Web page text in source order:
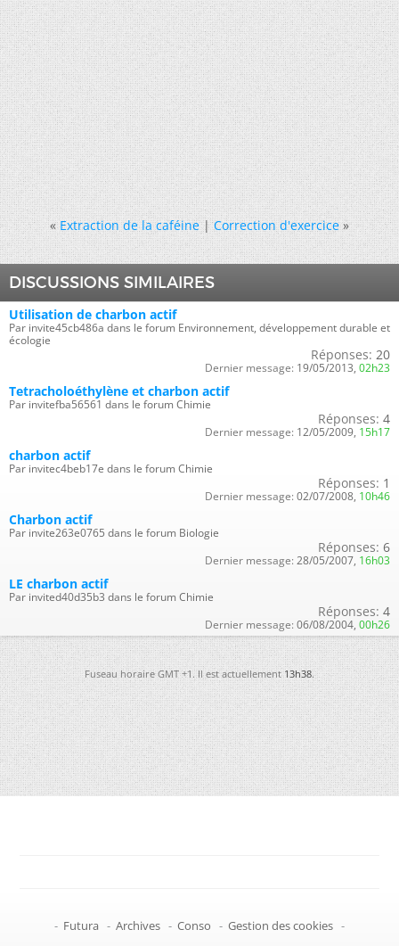
« Extraction de la caféine|Correction d'exercice »
DISCUSSIONS SIMILAIRES
Utilisation de charbon actif
Par invite45cb486a dans le forum Environnement, développement durable et
écologie
Réponses: 20
Dernier message: 19/05/2013, 02h23
Tetracholoéthylène et charbon actif
Par invitefba56561 dans le forum Chimie
Réponses: 4
Dernier message: 12/05/2009, 15h17
charbon actif
Par invitec4beb17e dans le forum Chimie
Réponses: 1
Dernier message: 02/07/2008, 10h46
Charbon actif
Par invite263e0765 dans le forum Biologie
Réponses: 6
Dernier message: 28/05/2007, 16h03
LE charbon actif
Par invited40d35b3 dans le forum Chimie
Réponses: 4
Dernier message: 06/08/2004, 00h26
Fuseau horaire GMT +1. Il est actuellement13h38.
- Futura - Archives - Conso - Gestion des cookies -